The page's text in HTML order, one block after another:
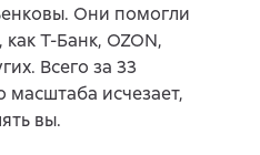
Они помогли
Т-Банк, OZON,
Всего за 33
масштаба исчезает,
вы.